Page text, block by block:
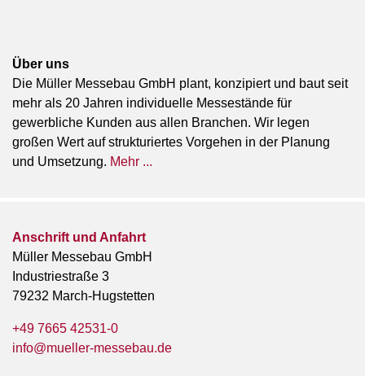
Über uns
Die Müller Messebau GmbH plant, konzipiert und baut seit
mehr als 20 Jahren individuelle Messestände für
gewerbliche Kunden aus allen Branchen. Wir legen
großen Wert auf strukturiertes Vorgehen in der Planung
und Umsetzung. Mehr ...
Anschrift und Anfahrt
Müller Messebau GmbH
Industriestraße 3
79232 March-Hugstetten
+49 7665 42531-0
info@mueller-messebau.de